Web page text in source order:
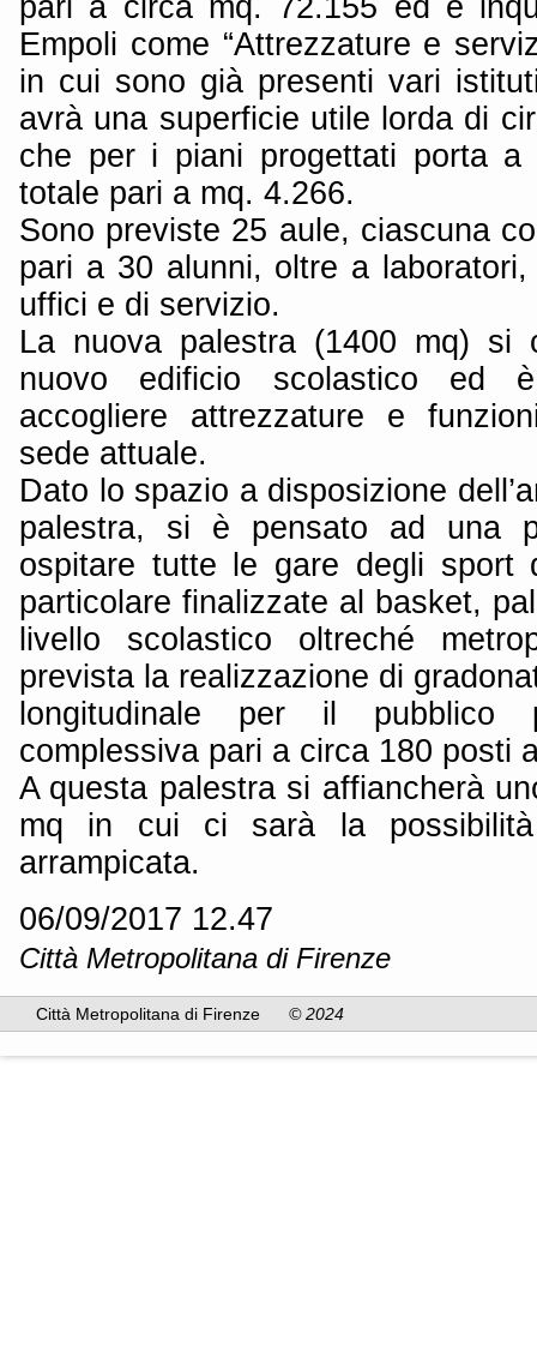
Empoli come “Attrezzature e
in cui sono già presenti vari
avrà una superficie utile lorda di
che per i piani progettati porta a
totale pari a mq. 4.266.
Sono previste 25 aule, ciascuna
pari a 30 alunni, oltre a
uffici e di servizio.
La nuova palestra (1400 mq) si
nuovo edificio scolastico ed
accogliere attrezzature e
sede attuale.
Dato lo spazio a disposizione
palestra, si è pensato ad una
ospitare tutte le gare degli sport
particolare finalizzate al basket,
livello scolastico oltreché
prevista la realizzazione di
longitudinale per il pubblico
complessiva pari a circa 180 posti
A questa palestra si affiancherà
mq in cui ci sarà la
arrampicata.
06/09/2017 12.47
Città Metropolitana di Firenze
Città Metropolitana di Firenze © 2024